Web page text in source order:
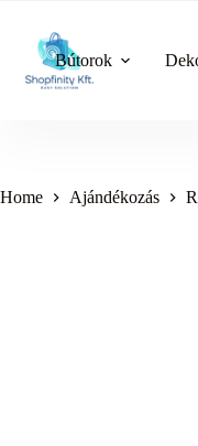
content
Bútorok
Home Ajándékozás